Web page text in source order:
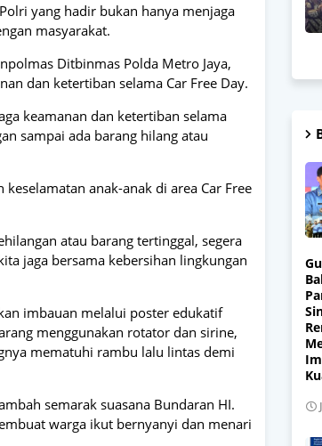
yang hadir bukan hanya menjaga
masyarakat.
Ditbinmas Polda Metro Jaya,
dan ketertiban selama Car Free Day.
keamanan dan ketertiban selama
sampai ada barang hilang atau
anak-anak di area Car Free
atau barang tertinggal, segera
jaga bersama kebersihan lingkungan
imbauan melalui poster edukatif
menggunakan rotator dan sirine,
mematuhi rambu lalu lintas demi
semarak suasana Bundaran HI.
warga ikut bernyanyi dan menari